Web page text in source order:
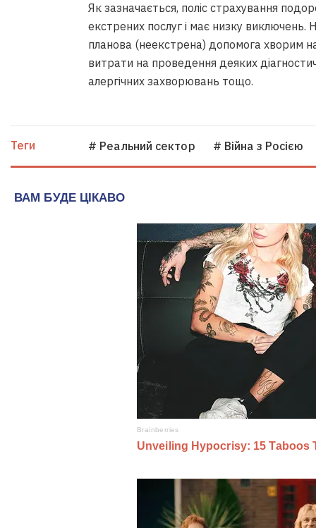
Як зазначається, поліс страхування
екстрених послуг і має низку
планова (неекстрена) допомога хворим
витрати на проведення деяких
алергічних захворювань тощо.
Теги # Реальний сектор # Війна з Росією